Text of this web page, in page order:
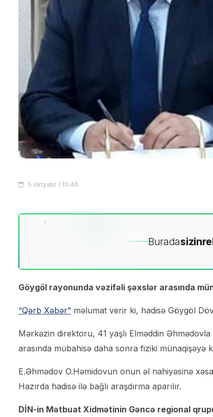
5 oktyabr / 15:40
Buradasizin
Göygöl rayonunda vəzifəli şəxslər arasında
“Qərb Xəbər” məlumat verir ki, hadisə Göygöl
Mərkəzin direktoru, 41 yaşlı Elməddin
arasında mübahisə daha sonra fiziki münaqişəyə
E.Əhmədov O.Həmidovun onun əl nahiyəsinə
Hazırda hadisə ilə bağlı araşdırma aparılır.
DİN-in Mətbuat Xidmətinin Gəncə regional